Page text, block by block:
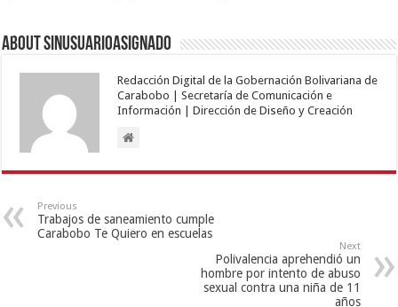
About sinusuarioasignado
Redacción Digital de la Gobernación Bolivariana de
Carabobo | Secretaría de Comunicación e
Información | Dirección de Diseño y Creación
Previous
Trabajos de saneamiento cumple
Carabobo Te Quiero en escuelas
Next
Polivalencia aprehendió un
hombre por intento de abuso
sexual contra una niña de 11
años